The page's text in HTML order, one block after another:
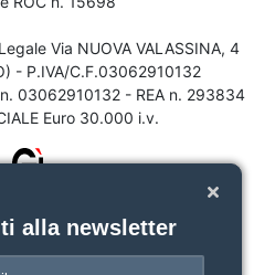
Via NUOVA VALASSINA, 4
- P.IVA/C.F.03062910132
03062910132 - REA n. 293834
Euro 30.000 i.v.
alla newsletter